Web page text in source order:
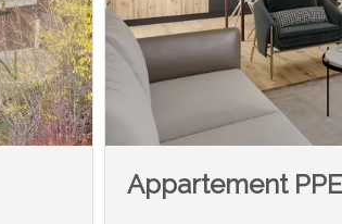
Appartement PPE